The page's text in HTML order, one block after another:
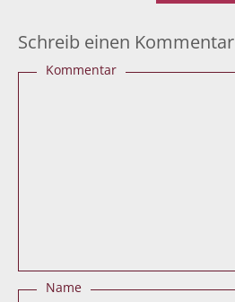
Schreib einen Kommentar
Kommentar
Name